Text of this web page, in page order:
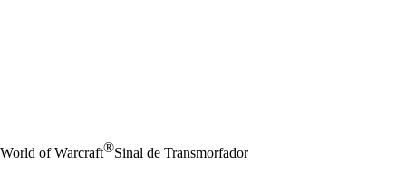
World of Warcraft®Sinal de Transmorfador